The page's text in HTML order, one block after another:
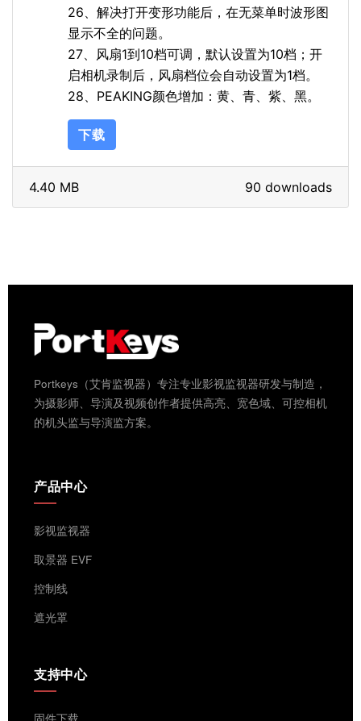
26、解决打开变形功能后，在无菜单时波形图
显示不全的问题。
27、风扇1到10档可调，默认设置为10档；开
启相机录制后，风扇档位会自动设置为1档。
28、PEAKING颜色增加：黄、青、紫、黑。
下载
90 downloads
4.40 MB
Portkeys（艾肯监视器）专注专业影视监视器研发与制造，
为摄影师、导演及视频创作者提供高亮、宽色域、可控相机
的机头监与导演监方案。
产品中心
影视监视器
取景器 EVF
控制线
遮光罩
支持中心